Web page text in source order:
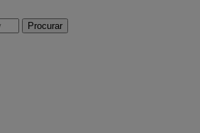
Procurar